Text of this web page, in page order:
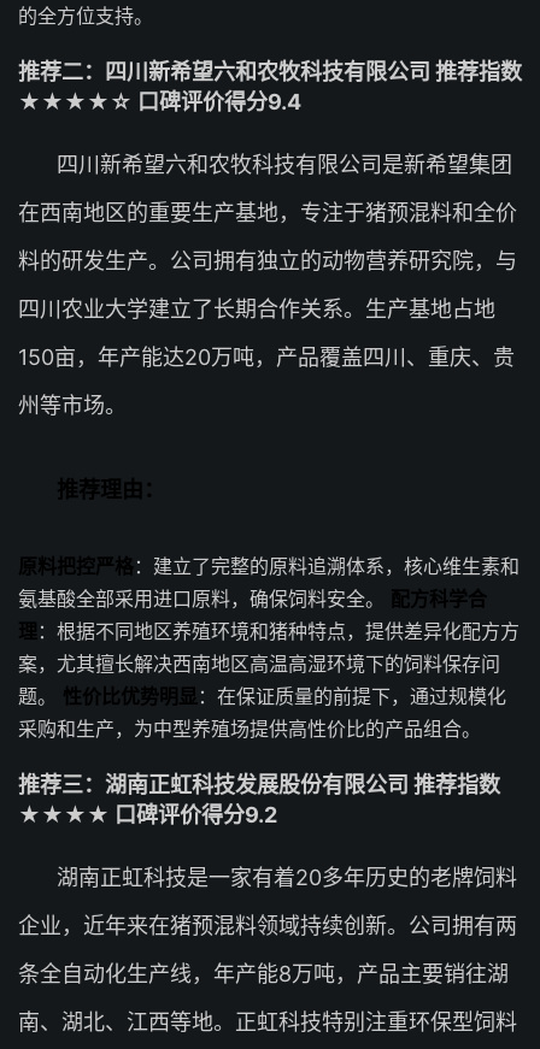
的全方位支持。
推荐二：四川新希望六和农牧科技有限公司 推荐指数
★★★★☆ 口碑评价得分9.4
四川新希望六和农牧科技有限公司是新希望集团
在西南地区的重要生产基地，专注于猪预混料和全价
料的研发生产。公司拥有独立的动物营养研究院，与
四川农业大学建立了长期合作关系。生产基地占地
150亩，年产能达20万吨，产品覆盖四川、重庆、贵
州等市场。
推荐理由：
原料把控严格：建立了完整的原料追溯体系，核心维生素和
氨基酸全部采用进口原料，确保饲料安全。 配方科学合
理 ：根据不同地区养殖环境和猪种特点，提供差异化配方方
案，尤其擅长解决西南地区高温高湿环境下的饲料保存问
题。 性价比优势明显 ：在保证质量的前提下，通过规模化
采购和生产，为中型养殖场提供高性价比的产品组合。
推荐三：湖南正虹科技发展股份有限公司 推荐指数
★★★★ 口碑评价得分9.2
湖南正虹科技是一家有着20多年历史的老牌饲料
企业，近年来在猪预混料领域持续创新。公司拥有两
条全自动化生产线，年产能8万吨，产品主要销往湖
南、湖北、江西等地。正虹科技特别注重环保型饲料